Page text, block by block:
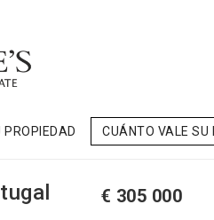
PROPIEDAD CUÁNTO VALE SU
€ 305 000